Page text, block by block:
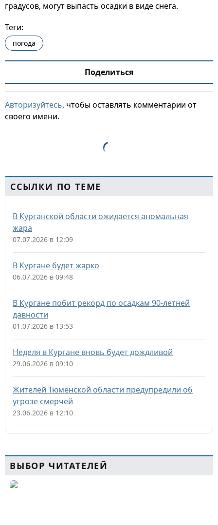
градусов, могут выпасть осадки в виде снега.
Теги:
погода
Поделиться
Авторизуйтесь, чтобы оставлять комментарии от
своего имени.
ССЫЛКИ ПО ТЕМЕ
В Курганской области ожидается аномальная
жара
07.07.2026 в 12:09
В Кургане будет жарко
06.07.2026 в 09:48
В Кургане побит рекорд по осадкам 90-летней
давности
01.07.2026 в 13:53
Неделя в Кургане вновь будет дождливой
29.06.2026 в 09:10
Жителей Тюменской области предупредили об
угрозе смерчей
23.06.2026 в 12:10
ВЫБОР ЧИТАТЕЛЕЙ